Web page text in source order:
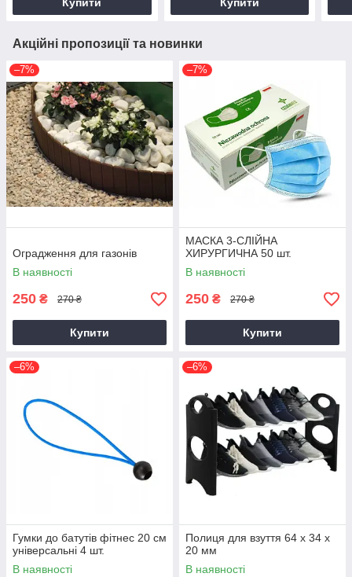
Купити Купити
Акційні пропозиції та новинки
–7%
Оградження для газонів
В наявності
250 ₴ 270 ₴
Купити
–7%
МАСКА 3-СЛІЙНА
ХИРУРГИЧНА 50 шт.
В наявності
250 ₴ 270 ₴
Купити
–6%
Гумки до батутів фітнес 20 см
універсальні 4 шт.
В наявності
–6%
Полиця для взуття 64 х 34 х
20 мм
В наявності